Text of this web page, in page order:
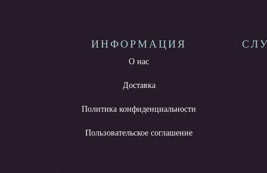
ИНФОРМАЦИЯ
О нас
Доставка
Политика конфиденциальности
Пользовательское соглашение